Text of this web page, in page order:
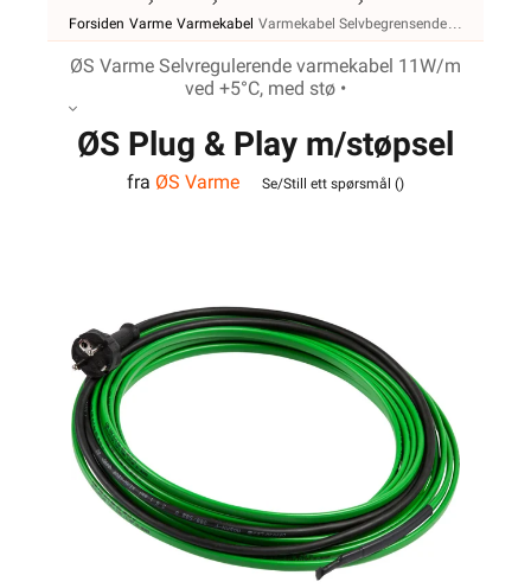
Forsiden Varme Varmekabel Varmekabel Selvbegrensende
ØS Varme Selvregulerende varmekabel 11W/m
ved +5°C, med stø •
ØS Plug & Play m/støpsel
16m
fra ØS Varme Se/Still ett spørsmål ()